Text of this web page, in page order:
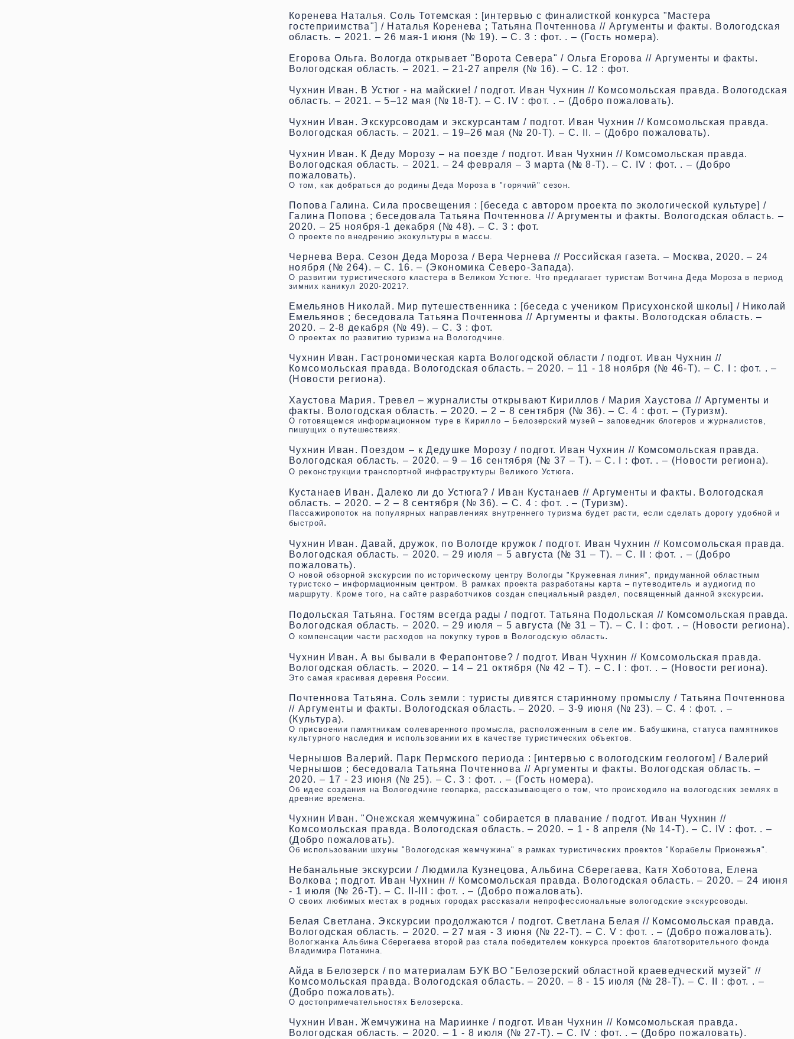
Коренева Наталья. Соль Тотемская : [интервью с финалисткой конкурса "Мастера
гостеприимства"] / Наталья Коренева ; Татьяна Почтеннова // Аргументы и факты. Вологодская
область. – 2021. – 26 мая-1 июня (№ 19). – С. 3 : фот. . – (Гость номера).
Егорова Ольга. Вологда открывает "Ворота Севера" / Ольга Егорова // Аргументы и факты.
Вологодская область. – 2021. – 21-27 апреля (№ 16). – С. 12 : фот.
Чухнин Иван. В Устюг - на майские! / подгот. Иван Чухнин // Комсомольская правда. Вологодская
область. – 2021. – 5–12 мая (№ 18-Т). – С. IV : фот. . – (Добро пожаловать).
Чухнин Иван. Экскурсоводам и экскурсантам / подгот. Иван Чухнин // Комсомольская правда.
Вологодская область. – 2021. – 19–26 мая (№ 20-Т). – С. II. – (Добро пожаловать).
Чухнин Иван. К Деду Морозу – на поезде / подгот. Иван Чухнин // Комсомольская правда.
Вологодская область. – 2021. – 24 февраля – 3 марта (№ 8-Т). – С. IV : фот. . – (Добро
пожаловать).
О том, как добраться до родины Деда Мороза в "горячий" сезон.
Попова Галина. Сила просвещения : [беседа с автором проекта по экологической культуре] /
Галина Попова ; беседовала Татьяна Почтеннова // Аргументы и факты. Вологодская область. –
2020. – 25 ноября-1 декабря (№ 48). – С. 3 : фот.
О проекте по внедрению экокультуры в массы.
Чернева Вера. Сезон Деда Мороза / Вера Чернева // Российская газета. – Москва, 2020. – 24
ноября (№ 264). – С. 16. – (Экономика Северо-Запада).
О развитии туристического кластера в Великом Устюге. Что предлагает туристам Вотчина Деда Мороза в период
зимних каникул 2020-2021?.
Емельянов Николай. Мир путешественника : [беседа с учеником Присухонской школы] / Николай
Емельянов ; беседовала Татьяна Почтеннова // Аргументы и факты. Вологодская область. –
2020. – 2-8 декабря (№ 49). – С. 3 : фот.
О проектах по развитию туризма на Вологодчине.
Чухнин Иван. Гастрономическая карта Вологодской области / подгот. Иван Чухнин //
Комсомольская правда. Вологодская область. – 2020. – 11 - 18 ноября (№ 46-Т). – С. I : фот. . –
(Новости региона).
Хаустова Мария. Тревел – журналисты открывают Кириллов / Мария Хаустова // Аргументы и
факты. Вологодская область. – 2020. – 2 – 8 сентября (№ 36). – С. 4 : фот. – (Туризм).
О готовящемся информационном туре в Кирилло – Белозерский музей – заповедник блогеров и журналистов,
пишущих о путешествиях.
Чухнин Иван. Поездом – к Дедушке Морозу / подгот. Иван Чухнин // Комсомольская правда.
Вологодская область. – 2020. – 9 – 16 сентября (№ 37 – Т). – С. I : фот. . – (Новости региона).
О реконструкции транспортной инфраструктуры Великого Устюга.
Кустанаев Иван. Далеко ли до Устюга? / Иван Кустанаев // Аргументы и факты. Вологодская
область. – 2020. – 2 – 8 сентября (№ 36). – С. 4 : фот. . – (Туризм).
Пассажиропоток на популярных направлениях внутреннего туризма будет расти, если сделать дорогу удобной и
быстрой.
Чухнин Иван. Давай, дружок, по Вологде кружок / подгот. Иван Чухнин // Комсомольская правда.
Вологодская область. – 2020. – 29 июля – 5 августа (№ 31 – Т). – С. II : фот. . – (Добро
пожаловать).
О новой обзорной экскурсии по историческому центру Вологды "Кружевная линия", придуманной областным
туристско – информационным центром. В рамках проекта разработаны карта – путеводитель и аудиогид по
маршруту. Кроме того, на сайте разработчиков создан специальный раздел, посвященный данной экскурсии.
Подольская Татьяна. Гостям всегда рады / подгот. Татьяна Подольская // Комсомольская правда.
Вологодская область. – 2020. – 29 июля – 5 августа (№ 31 – Т). – С. I : фот. . – (Новости региона).
О компенсации части расходов на покупку туров в Вологодскую область.
Чухнин Иван. А вы бывали в Ферапонтове? / подгот. Иван Чухнин // Комсомольская правда.
Вологодская область. – 2020. – 14 – 21 октября (№ 42 – Т). – С. I : фот. . – (Новости региона).
Это самая красивая деревня России.
Почтеннова Татьяна. Соль земли : туристы дивятся старинному промыслу / Татьяна Почтеннова
// Аргументы и факты. Вологодская область. – 2020. – 3-9 июня (№ 23). – С. 4 : фот. . –
(Культура).
О присвоении памятникам солеваренного промысла, расположенным в селе им. Бабушкина, статуса памятников
культурного наследия и использовании их в качестве туристических объектов.
Чернышов Валерий. Парк Пермского периода : [интервью с вологодским геологом] / Валерий
Чернышов ; беседовала Татьяна Почтеннова // Аргументы и факты. Вологодская область. –
2020. – 17 - 23 июня (№ 25). – С. 3 : фот. . – (Гость номера).
Об идее создания на Вологодчине геопарка, рассказывающего о том, что происходило на вологодских землях в
древние времена.
Чухнин Иван. "Онежская жемчужина" собирается в плавание / подгот. Иван Чухнин //
Комсомольская правда. Вологодская область. – 2020. – 1 - 8 апреля (№ 14-Т). – С. IV : фот. . –
(Добро пожаловать).
Об использовании шхуны "Вологодская жемчужина" в рамках туристических проектов "Корабелы Прионежья".
Небанальные экскурсии / Людмила Кузнецова, Альбина Сберегаева, Катя Хоботова, Елена
Волкова ; подгот. Иван Чухнин // Комсомольская правда. Вологодская область. – 2020. – 24 июня
- 1 июля (№ 26-Т). – С. II-III : фот. . – (Добро пожаловать).
О своих любимых местах в родных городах рассказали непрофессиональные вологодские экскурсоводы.
Белая Светлана. Экскурсии продолжаются / подгот. Светлана Белая // Комсомольская правда.
Вологодская область. – 2020. – 27 мая - 3 июня (№ 22-Т). – С. V : фот. . – (Добро пожаловать).
Вологжанка Альбина Сберегаева второй раз стала победителем конкурса проектов благотворительного фонда
Владимира Потанина.
Айда в Белозерск / по материалам БУК ВО "Белозерский областной краеведческий музей" //
Комсомольская правда. Вологодская область. – 2020. – 8 - 15 июля (№ 28-Т). – С. II : фот. . –
(Добро пожаловать).
О достопримечательностях Белозерска.
Чухнин Иван. Жемчужина на Мариинке / подгот. Иван Чухнин // Комсомольская правда.
Вологодская область. – 2020. – 1 - 8 июля (№ 27-Т). – С. IV : фот. . – (Добро пожаловать).